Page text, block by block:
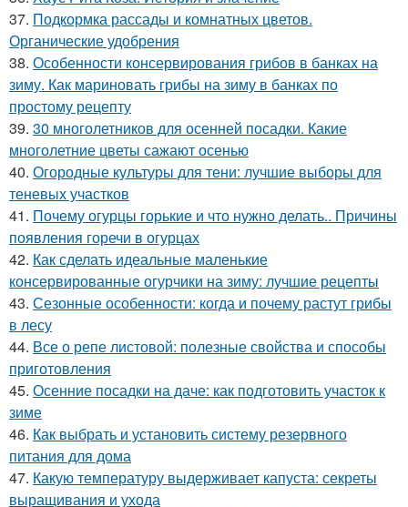
37. Подкормка рассады и комнатных цветов.
Органические удобрения
38. Особенности консервирования грибов в банках на
зиму. Как мариновать грибы на зиму в банках по
простому рецепту
39. 30 многолетников для осенней посадки. Какие
многолетние цветы сажают осенью
40. Огородные культуры для тени: лучшие выборы для
теневых участков
41. Почему огурцы горькие и что нужно делать.. Причины
появления горечи в огурцах
42. Как сделать идеальные маленькие
консервированные огурчики на зиму: лучшие рецепты
43. Сезонные особенности: когда и почему растут грибы
в лесу
44. Все о репе листовой: полезные свойства и способы
приготовления
45. Осенние посадки на даче: как подготовить участок к
зиме
46. Как выбрать и установить систему резервного
питания для дома
47. Какую температуру выдерживает капуста: секреты
выращивания и ухода